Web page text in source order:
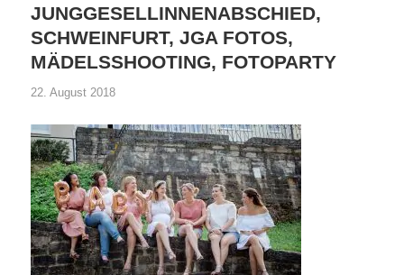
JUNGGESELLINNENABSCHIED,
SCHWEINFURT, JGA FOTOS,
MÄDELSSHOOTING, FOTOPARTY
22. August 2018